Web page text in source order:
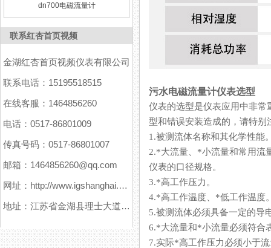
dn700电磁流量计
联系红杏首页视频
金湖红杏首页视频仪表有限公司
联系电话：15195518515
在线客服：1464856260
电话：0517-86801009
传真号码：0517-86801007
邮箱：1464856260@qq.com
网址：http://www.igshanghai.com
地址：江苏省金湖县理士大道61号
污水电磁流量计仪表选型
仪表的选型是仪表应用中非常
型和错误安装造成的，请特别
1.被测流体名称和其化学性能
2.*大流量、*小流量和常用流
仪表的口径规格。
3.*高工作压力。
4.*高工作温度、*低工作温度
5.被测流体必须具备一定的导
6.*大流量和*小流量必须符合
7.实际*高工作压力必须小于流